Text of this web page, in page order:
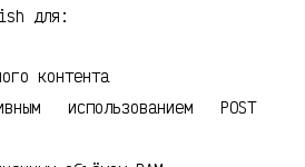
для:
контента
использованием POST